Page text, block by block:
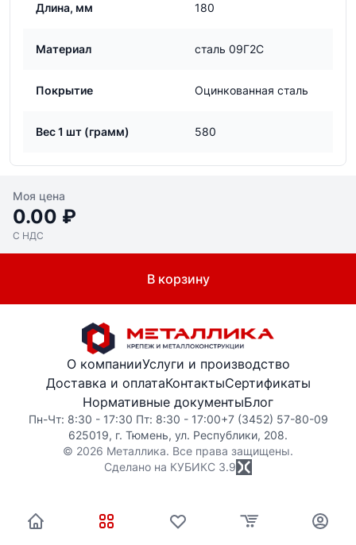
Длина, мм 180
Материал сталь 09Г2С
Покрытие Оцинкованная сталь
Вес 1 шт (грамм) 580
Моя цена
0.00 ₽
С НДС
В корзину
О компанииУслуги и производство
Доставка и оплатаКонтактыСертификаты
Нормативные документыБлог
Пн-Чт: 8:30 - 17:30 Пт: 8:30 - 17:00+7 (3452) 57-80-09
625019, г. Тюмень, ул. Республики, 208.
© 2026 Металлика. Все права защищены.
Сделано на КУБИКС 3.9